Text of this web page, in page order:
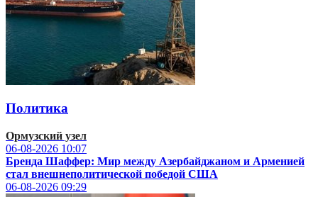
Политика
Ормузский узел
06-08-2026 10:07
Бренда Шаффер: Мир между Азербайджаном и Арменией
стал внешнеполитической победой США
06-08-2026 09:29